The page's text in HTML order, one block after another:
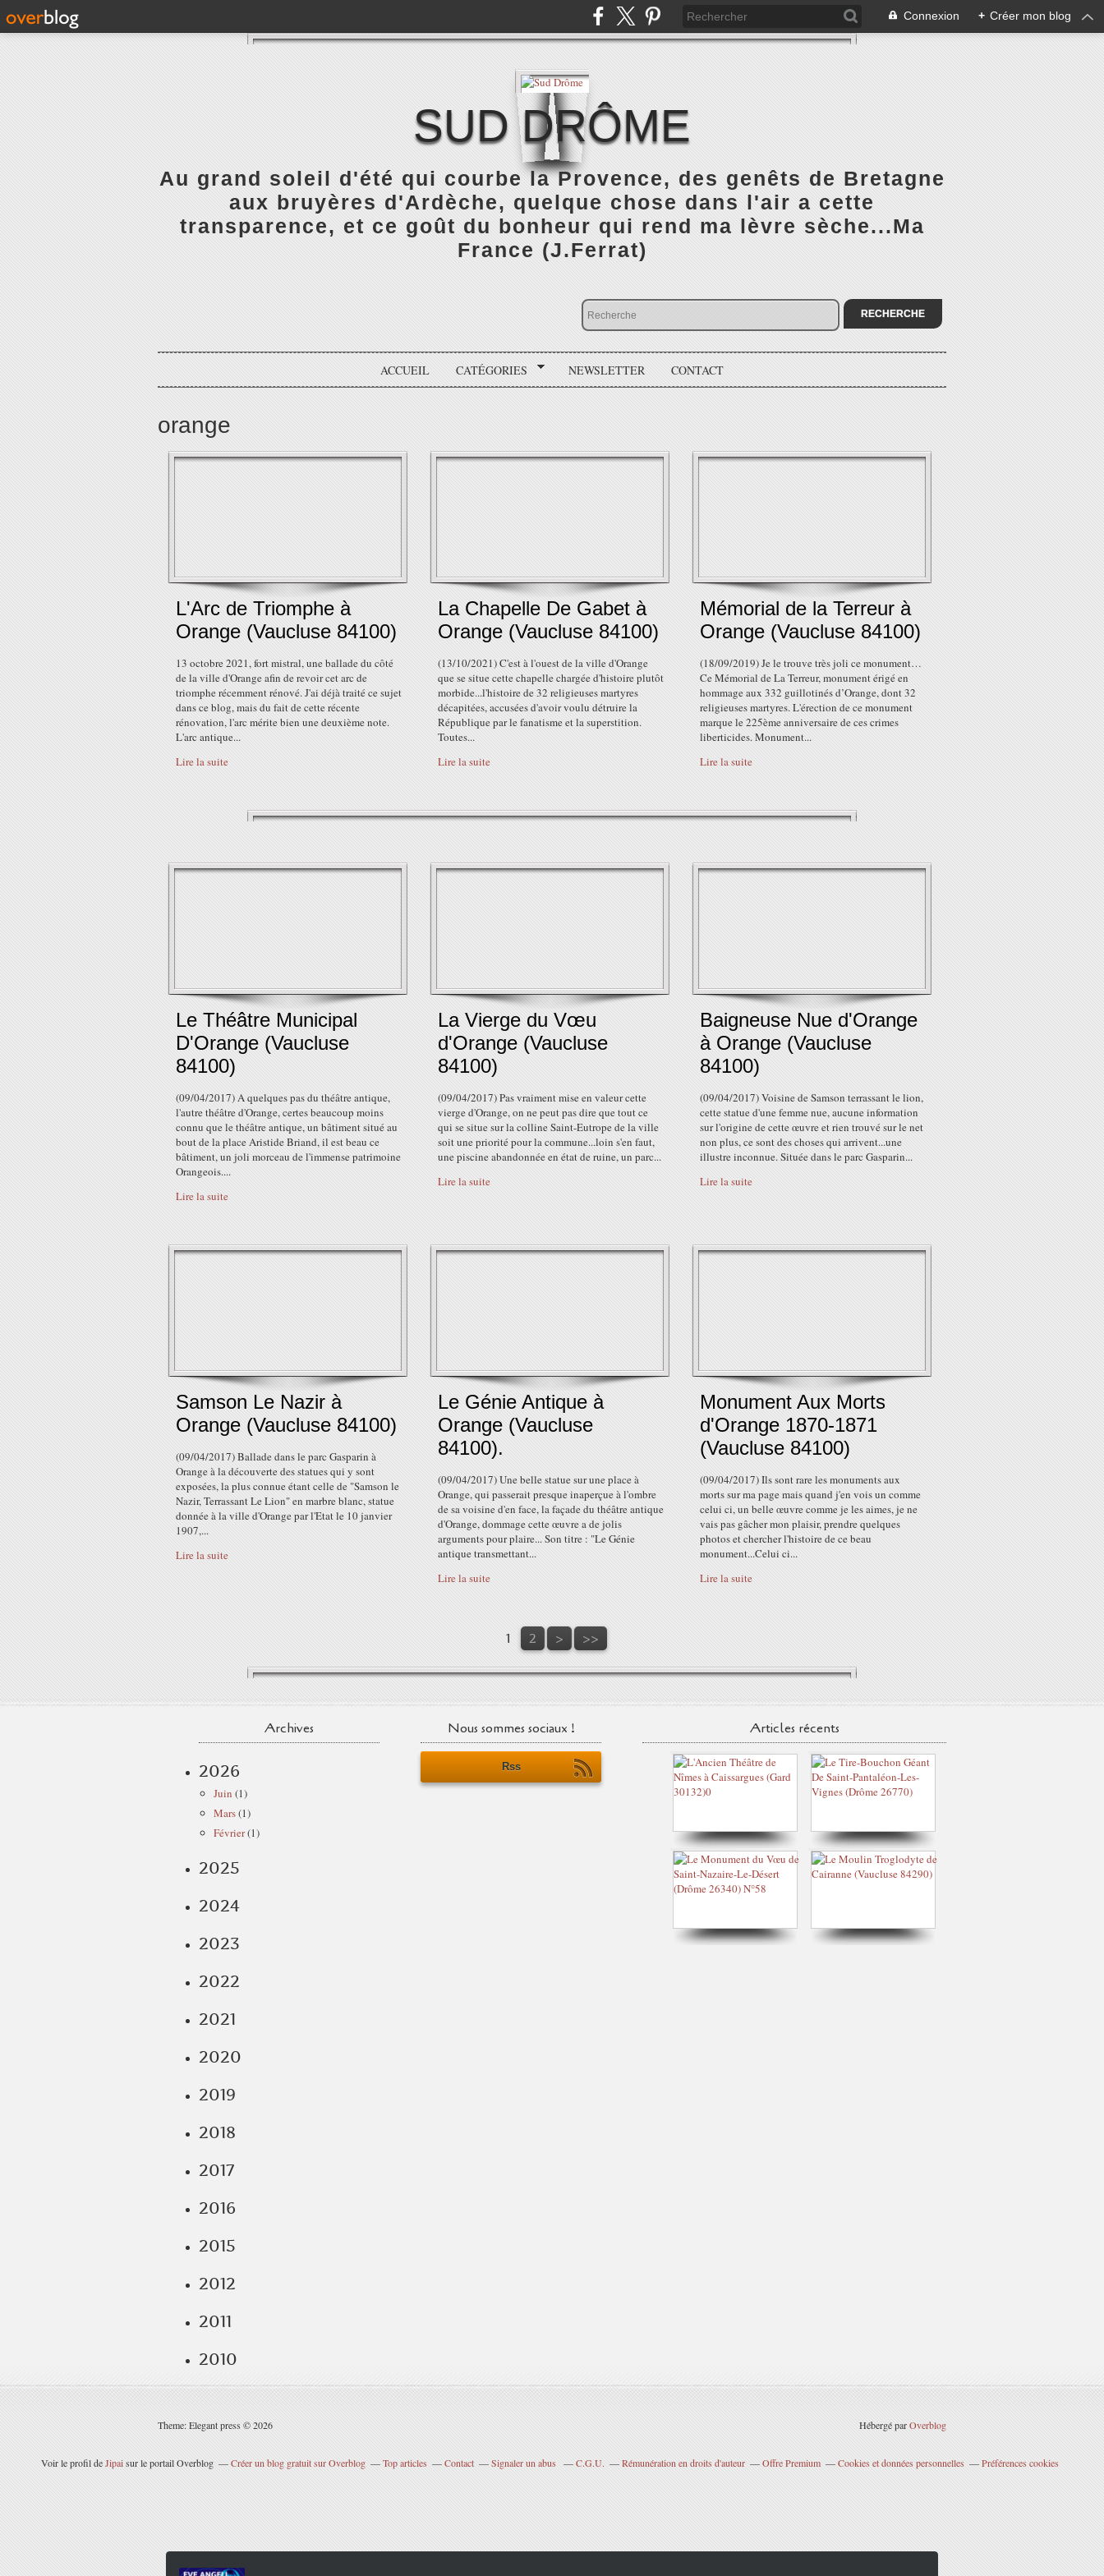
Connexion + Créer mon blog
SUD DRÔME
Au grand soleil d'été qui courbe la Provence, des genêts de Bretagne
aux bruyères d'Ardèche, quelque chose dans l'air a cette
transparence, et ce goût du bonheur qui rend ma lèvre sèche...Ma
France (J.Ferrat)
ACCUEIL CATÉGORIES NEWSLETTER CONTACT
orange
L'Arc de Triomphe à
Orange (Vaucluse 84100)
13 octobre 2021, fort mistral, une ballade du côté
de la ville d'Orange afin de revoir cet arc de
triomphe récemment rénové. J'ai déjà traité ce sujet
dans ce blog, mais du fait de cette récente
rénovation, l'arc mérite bien une deuxième note.
L'arc antique...
Lire la suite
La Chapelle De Gabet à
Orange (Vaucluse 84100)
(13/10/2021) C'est à l'ouest de la ville d'Orange
que se situe cette chapelle chargée d'histoire plutôt
morbide...l'histoire de 32 religieuses martyres
décapitées, accusées d'avoir voulu détruire la
République par le fanatisme et la superstition.
Toutes...
Lire la suite
Mémorial de la Terreur à
Orange (Vaucluse 84100)
(18/09/2019) Je le trouve très joli ce monument…
Ce Mémorial de La Terreur, monument érigé en
hommage aux 332 guillotinés d’Orange, dont 32
religieuses martyres. L'érection de ce monument
marque le 225ème anniversaire de ces crimes
liberticides. Monument...
Lire la suite
Le Théâtre Municipal
D'Orange (Vaucluse
84100)
(09/04/2017) A quelques pas du théâtre antique,
l'autre théâtre d'Orange, certes beaucoup moins
connu que le théâtre antique, un bâtiment situé au
bout de la place Aristide Briand, il est beau ce
bâtiment, un joli morceau de l'immense patrimoine
Orangeois....
Lire la suite
La Vierge du Vœu
d'Orange (Vaucluse
84100)
(09/04/2017) Pas vraiment mise en valeur cette
vierge d'Orange, on ne peut pas dire que tout ce
qui se situe sur la colline Saint-Eutrope de la ville
soit une priorité pour la commune...loin s'en faut,
une piscine abandonnée en état de ruine, un parc...
Lire la suite
Baigneuse Nue d'Orange
à Orange (Vaucluse
84100)
(09/04/2017) Voisine de Samson terrassant le lion,
cette statue d'une femme nue, aucune information
sur l'origine de cette œuvre et rien trouvé sur le net
non plus, ce sont des choses qui arrivent...une
illustre inconnue. Située dans le parc Gasparin...
Lire la suite
Samson Le Nazir à
Orange (Vaucluse 84100)
(09/04/2017) Ballade dans le parc Gasparin à
Orange à la découverte des statues qui y sont
exposées, la plus connue étant celle de "Samson le
Nazir, Terrassant Le Lion" en marbre blanc, statue
donnée à la ville d'Orange par l'Etat le 10 janvier
1907,...
Lire la suite
Le Génie Antique à
Orange (Vaucluse
84100).
(09/04/2017) Une belle statue sur une place à
Orange, qui passerait presque inaperçue à l'ombre
de sa voisine d'en face, la façade du théâtre antique
d'Orange, dommage cette œuvre a de jolis
arguments pour plaire... Son titre : "Le Génie
antique transmettant...
Lire la suite
Monument Aux Morts
d'Orange 1870-1871
(Vaucluse 84100)
(09/04/2017) Ils sont rare les monuments aux
morts sur ma page mais quand j'en vois un comme
celui ci, un belle œuvre comme je les aimes, je ne
vais pas gâcher mon plaisir, prendre quelques
photos et chercher l'histoire de ce beau
monument...Celui ci...
Lire la suite
1 2 > >>
Archives
2026
Juin (1)
Mars(1)
Février(1)
2025
2024
2023
2022
2021
2020
2019
2018
2017
2016
2015
2012
2011
2010
Nous sommes sociaux !
Rss
Articles récents
Theme: Elegant press © 2026 Hébergé parOverblog
Voir le profil deJipaisur le portail Overblog Créer un blog gratuit sur Overblog Top articles Contact Signaler un abus C.G.U. Rémunération en droits d'auteur Offre Premium Cookies et données personnelles Préférences cookies